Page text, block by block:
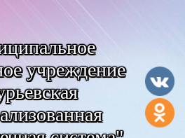
учреждение